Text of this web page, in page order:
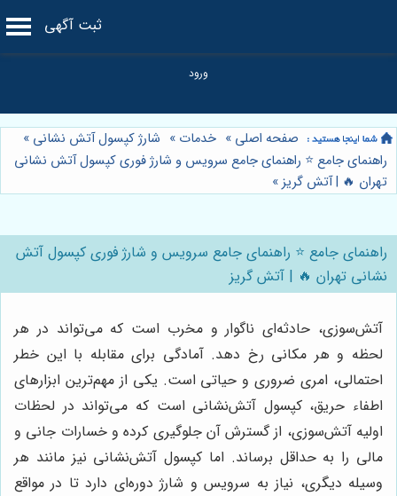
ثبت آگهی
صفحه اصلی » خدمات » شارژ کپسول آتش نشانی »
راهنمای جامع ⭐️ راهنمای جامع سرویس و شارژ فوری کپسول آتش نشانی
تهران 🔥 | آتش گریز»
راهنمای جامع ⭐️ راهنمای جامع سرویس و شارژ فوری کپسول آتش
نشانی تهران 🔥 | آتش گریز
آتش‌سوزی، حادثه‌ای ناگوار و مخرب است که می‌تواند در هر
لحظه و هر مکانی رخ دهد. آمادگی برای مقابله با این خطر
احتمالی، امری ضروری و حیاتی است. یکی از مهم‌ترین ابزارهای
اطفاء حریق، کپسول آتش‌نشانی است که می‌تواند در لحظات
اولیه آتش‌سوزی، از گسترش آن جلوگیری کرده و خسارات جانی و
مالی را به حداقل برساند. اما کپسول آتش‌نشانی نیز مانند هر
وسیله دیگری، نیاز به سرویس و شارژ دوره‌ای دارد تا در مواقع